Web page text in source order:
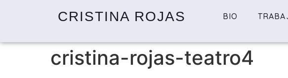
CRISTINA ROJAS BIO
cristina-rojas-teatro4